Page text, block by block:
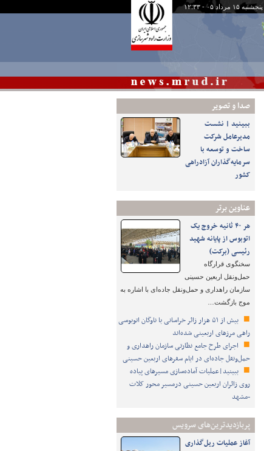
پنجشنبه ۱۵ مرداد ۰۵ - ۱۲:۳۳
صدا و تصوير
ببینید | نشست
مدیرعامل شرکت
ساخت و توسعه با
سرمایه‌گذاران آزادراهی
کشور
عناوین برتر
هر ۴۰ ثانیه خروج یک
اتوبوس از پایانه شهید
رئیسی (برکت)
سخنگوی قرارگاه
حمل‌ونقل اربعین حسینی
سازمان راهداری و حمل‌ونقل جاده‌ای با اشاره به
موج بازگشت…
بیش از ۵۱ هزار زائر خراسانی با ناوگان اتوبوسی
راهی مرزهای اربعینی شده‌اند
اجرای طرح جامع نظارتی سازمان راهداری و
حمل‌ونقل جاده‌ای در ایام سفرهای اربعین حسینی
ببینید|عملیات آماده‌سازی مسیرهای پیاده
روی زائران اربعین حسینی درمسیر محور کلات
-مشهد
پربازدیدترین‌های سرویس
آغاز عملیات ریل‌گذاری